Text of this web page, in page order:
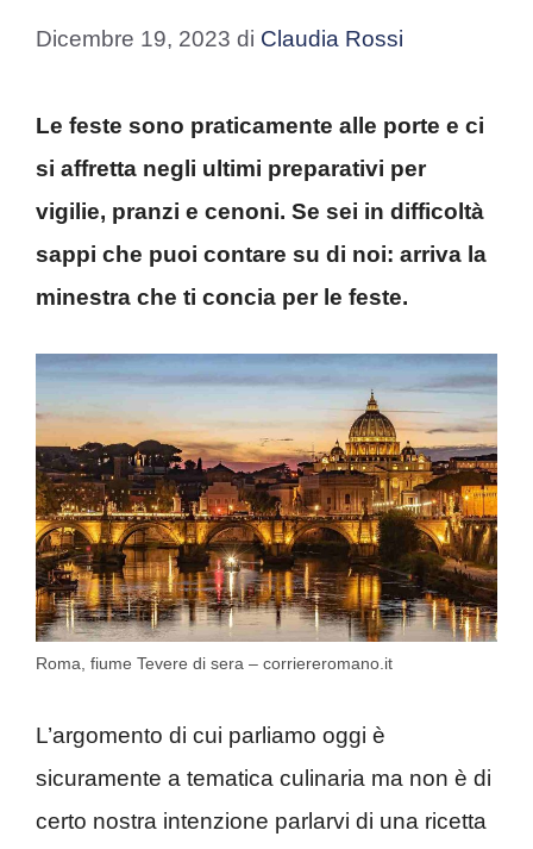
Dicembre 19, 2023 di Claudia Rossi
Le feste sono praticamente alle porte e ci
si affretta negli ultimi preparativi per
vigilie, pranzi e cenoni. Se sei in difficoltà
sappi che puoi contare su di noi: arriva la
minestra che ti concia per le feste.
Roma, fiume Tevere di sera – corriereromano.it
L’argomento di cui parliamo oggi è
sicuramente a tematica culinaria ma non è di
certo nostra intenzione parlarvi di una ricetta